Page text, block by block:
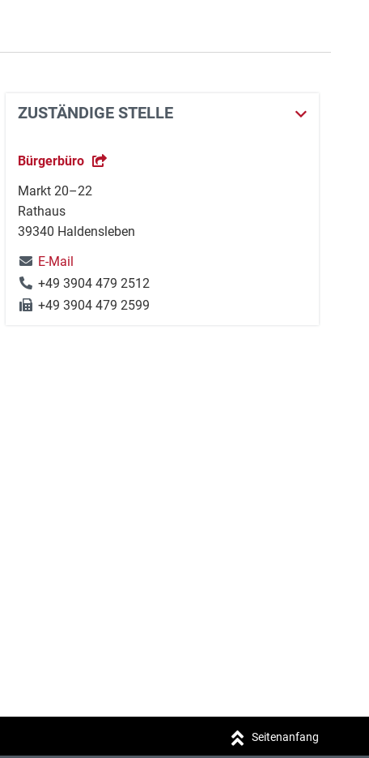
ZUSTÄNDIGE STELLE
Bürgerbüro
Markt 20–22
Rathaus
39340 Haldensleben
E-Mail
+49 3904 479 2512
+49 3904 479 2599
Seitenanfang